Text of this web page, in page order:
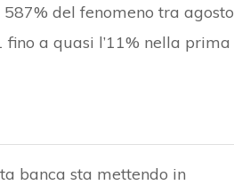
del fenomeno tra agosto
a quasi l’11% nella prima
banca sta mettendo in